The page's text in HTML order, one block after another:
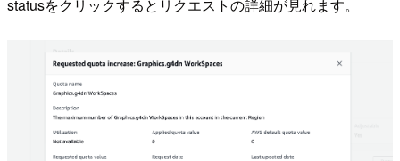
statusをクリックするとリクエストの詳細が見れます。